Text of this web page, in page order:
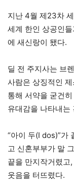
지난 4월 제23차
세계 한인 상공인
에 새신랑이 됐다.
딜 전 주지사는 브
사람은 상징적인
통해 서약을 굳건
유대감을 나타내는
“아이 두(I dos)”가
고 신혼부부가 말
끝을 만지작거렸고
웃음을 터뜨렸다.